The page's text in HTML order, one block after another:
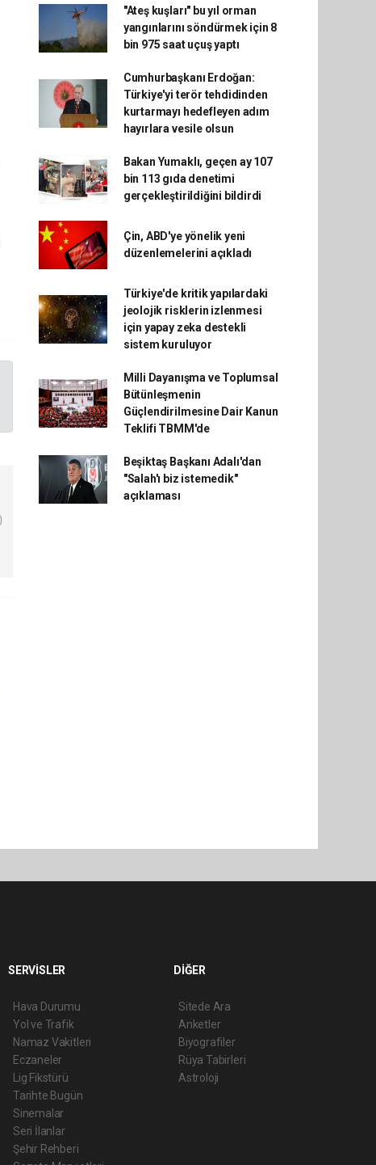
"Ateş kuşları" bu yıl orman
yangınlarını söndürmek için 8
bin 975 saat uçuş yaptı
Cumhurbaşkanı Erdoğan:
Türkiye'yi terör tehdidinden
kurtarmayı hedefleyen adım
hayırlara vesile olsun
Bakan Yumaklı, geçen ay 107
bin 113 gıda denetimi
gerçekleştirildiğini bildirdi
Çin, ABD'ye yönelik yeni
düzenlemelerini açıkladı
Türkiye'de kritik yapılardaki
jeolojik risklerin izlenmesi
için yapay zeka destekli
sistem kuruluyor
Milli Dayanışma ve Toplumsal
Bütünleşmenin
Güçlendirilmesine Dair Kanun
Teklifi TBMM'de
Beşiktaş Başkanı Adalı'dan
"Salah'ı biz istemedik"
açıklaması
SERVİSLER
Hava Durumu
Yol ve Trafik
Namaz Vakitleri
Eczaneler
Lig Fikstürü
Tarihte Bugün
Sinemalar
Seri İlanlar
Şehir Rehberi
DİĞER
Sitede Ara
Anketler
Biyografiler
Rüya Tabirleri
Astroloji